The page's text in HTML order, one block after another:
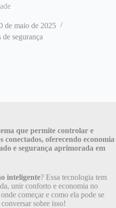
de maio de 2025
de segurança
que permite controlar e
oferecendo economia
e segurança aprimorada em
inteligente? Essa tecnologia tem
unir conforto e economia no
começar e como ela pode se
sobre isso!